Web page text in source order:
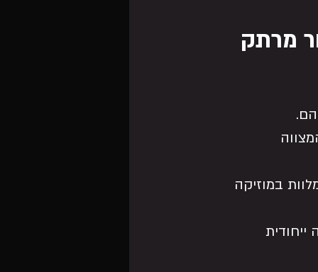
מרתק
במוזיקה
ייחודית